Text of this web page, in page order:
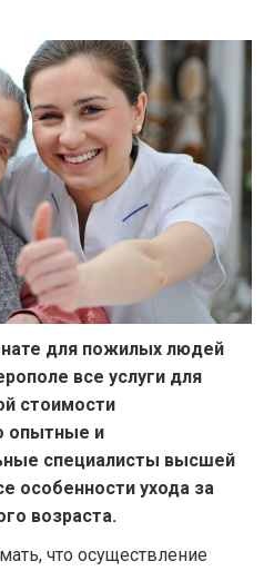
для пожилых людей
все услуги для
стоимости
опытные и
специалисты высшей
особенности ухода за
возраста.
что осуществление